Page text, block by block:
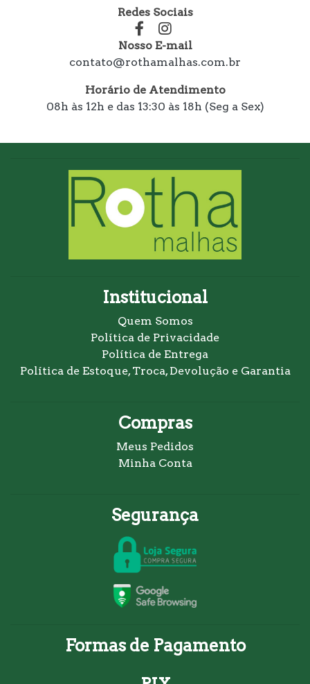
Redes Sociais
Nosso E-mail
contato@rothamalhas.com.br
Horário de Atendimento
08h às 12h e das 13:30 às 18h (Seg a Sex)
Institucional
Quem Somos
Política de Privacidade
Política de Entrega
Política de Estoque, Troca, Devolução e Garantia
Compras
Meus Pedidos
Minha Conta
Segurança
Formas de Pagamento